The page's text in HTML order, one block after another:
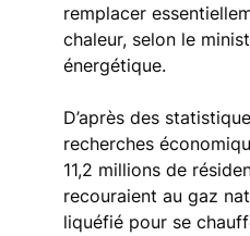
remplacer
chaleur, selon le
énergétique.
D’après des
recherches
11,2 millions de
recouraient au gaz
liquéfié pour se